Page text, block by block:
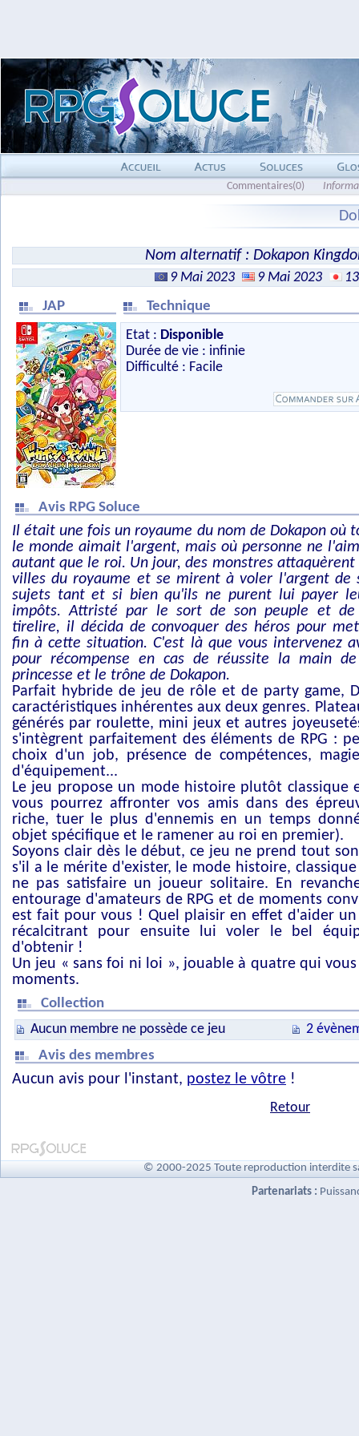
Commentaires(0)
Nom alternatif : Dokapon
9 Mai 2023 9 Mai 2023
JAP
Technique
Etat : Disponible
Durée de vie : infinie
Difficulté : Facile
Avis RPG Soluce
Il était une fois un royaume du nom de Dokapon où
le monde aimait l'argent, mais où personne ne
autant que le roi. Un jour, des monstres attaquèrent
villes du royaume et se mirent à voler l'argent de
sujets tant et si bien qu'ils ne purent lui payer
impôts. Attristé par le sort de son peuple et de
tirelire, il décida de convoquer des héros pour
fin à cette situation. C'est là que vous intervenez
pour récompense en cas de réussite la main
princesse et le trône de Dokapon.
Parfait hybride de jeu de rôle et de party game,
caractéristiques inhérentes aux deux genres.
générés par roulette, mini jeux et autres
s'intègrent parfaitement des éléments de RPG :
choix d'un job, présence de compétences,
d'équipement...
Le jeu propose un mode histoire plutôt classique
vous pourrez affronter vos amis dans des
riche, tuer le plus d'ennemis en un temps
objet spécifique et le ramener au roi en premier).
Soyons clair dès le début, ce jeu ne prend tout
s'il a le mérite d'exister, le mode histoire,
ne pas satisfaire un joueur solitaire. En
entourage d'amateurs de RPG et de moments
est fait pour vous ! Quel plaisir en effet d'aider
récalcitrant pour ensuite lui voler le bel
d'obtenir !
Un jeu « sans foi ni loi », jouable à quatre qui
moments.
Collection
Aucun membre ne possède ce jeu
2
Avis des membres
Aucun avis pour l'instant, postez le vôtre !
Retour
© 2000-2025 Toute reproduction interdite
Partenariats :